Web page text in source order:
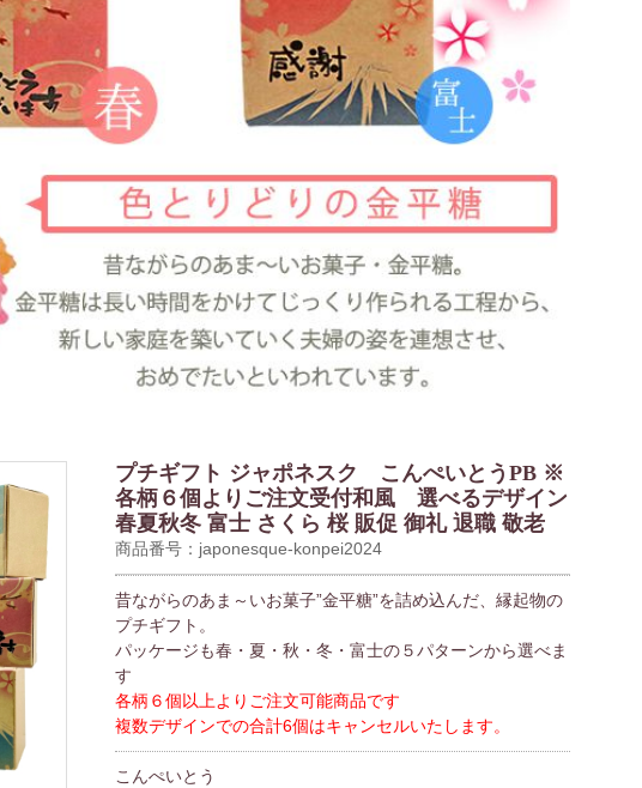
プチギフト ジャポネスク こんぺいとうPB ※
各柄６個よりご注文受付和風 選べるデザイン
春夏秋冬 富士 さくら 桜 販促 御礼 退職 敬老
商品番号：japonesque-konpei2024
昔ながらのあま～いお菓子”金平糖”を詰め込んだ、縁起物の
プチギフト。
パッケージも春・夏・秋・冬・富士の５パターンから選べま
す
各柄６個以上よりご注文可能商品です
複数デザインでの合計6個はキャンセルいたします。
こんぺいとう